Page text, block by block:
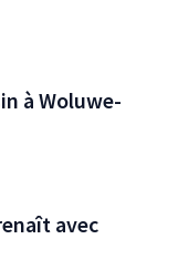
à Woluwe-
avec